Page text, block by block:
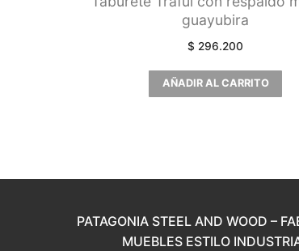
guayubira
$ 296.200
AÑADIR AL CARRITO
PATAGONIA STEEL AND WOOD –
MUEBLES ESTILO